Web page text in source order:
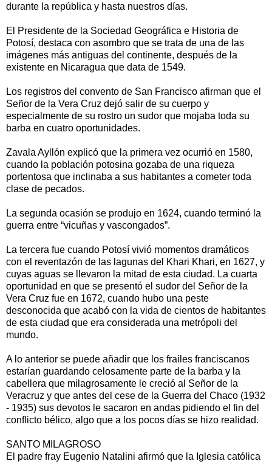
durante la república y hasta nuestros días.
El Presidente de la Sociedad Geográfica e Historia de
Potosí, destaca con asombro que se trata de una de las
imágenes más antiguas del continente, después de la
existente en Nicaragua que data de 1549.
Los registros del convento de San Francisco afirman que el
Señor de la Vera Cruz dejó salir de su cuerpo y
especialmente de su rostro un sudor que mojaba toda su
barba en cuatro oportunidades.
Zavala Ayllón explicó que la primera vez ocurrió en 1580,
cuando la población potosina gozaba de una riqueza
portentosa que inclinaba a sus habitantes a cometer toda
clase de pecados.
La segunda ocasión se produjo en 1624, cuando terminó la
guerra entre “vicuñas y vascongados”.
La tercera fue cuando Potosí vivió momentos dramáticos
con el reventazón de las lagunas del Khari Khari, en 1627, y
cuyas aguas se llevaron la mitad de esta ciudad. La cuarta
oportunidad en que se presentó el sudor del Señor de la
Vera Cruz fue en 1672, cuando hubo una peste
desconocida que acabó con la vida de cientos de habitantes
de esta ciudad que era considerada una metrópoli del
mundo.
A lo anterior se puede añadir que los frailes franciscanos
estarían guardando celosamente parte de la barba y la
cabellera que milagrosamente le creció al Señor de la
Veracruz y que antes del cese de la Guerra del Chaco (1932
- 1935) sus devotos le sacaron en andas pidiendo el fin del
conflicto bélico, algo que a los pocos días se hizo realidad.
SANTO MILAGROSO
El padre fray Eugenio Natalini afirmó que la Iglesia católica